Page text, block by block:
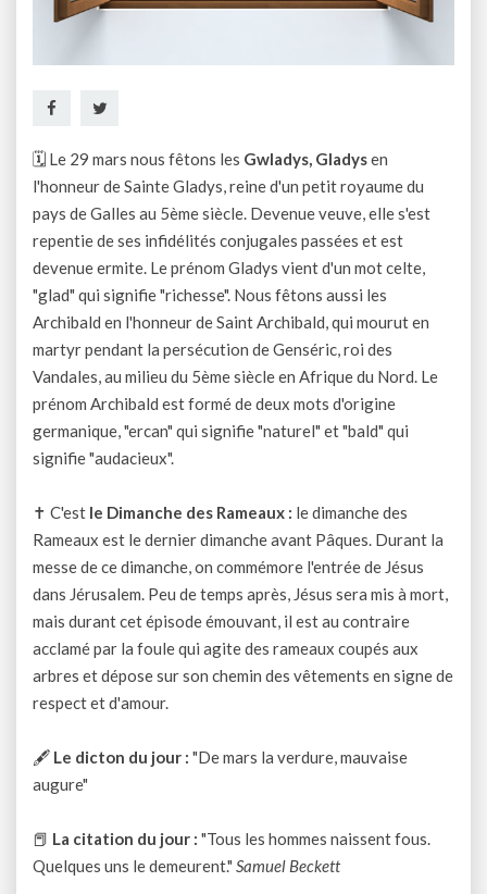
🗓 Le 29 mars nous fêtons les Gwladys, Gladysen
l'honneur de Sainte Gladys, reine d'un petit royaume du
pays de Galles au 5ème siècle. Devenue veuve, elle s'est
repentie de ses infidélités conjugales passées et est
devenue ermite. Le prénom Gladys vient d'un mot celte,
"glad" qui signifie "richesse". Nous fêtons aussi les
Archibald en l'honneur de Saint Archibald, qui mourut en
martyr pendant la persécution de Genséric, roi des
Vandales, au milieu du 5ème siècle en Afrique du Nord. Le
prénom Archibald est formé de deux mots d'origine
germanique, "ercan" qui signifie "naturel" et "bald" qui
signifie "audacieux".
✝ C'est le Dimanche des Rameaux : le dimanche des
Rameaux est le dernier dimanche avant Pâques. Durant la
messe de ce dimanche, on commémore l'entrée de Jésus
dans Jérusalem. Peu de temps après, Jésus sera mis à mort,
mais durant cet épisode émouvant, il est au contraire
acclamé par la foule qui agite des rameaux coupés aux
arbres et dépose sur son chemin des vêtements en signe de
respect et d'amour.
🖋 Le dicton du jour : "De mars la verdure, mauvaise
augure"
📕 La citation du jour : "Tous les hommes naissent fous.
Quelques uns le demeurent." Samuel Beckett